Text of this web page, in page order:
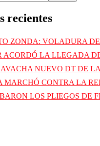
recientes
ZONDA: VOLADURA
ACORDÓ LA LLEGADA
NUEVO DT DE
MARCHÓ CONTRA LA
LOS PLIEGOS DE